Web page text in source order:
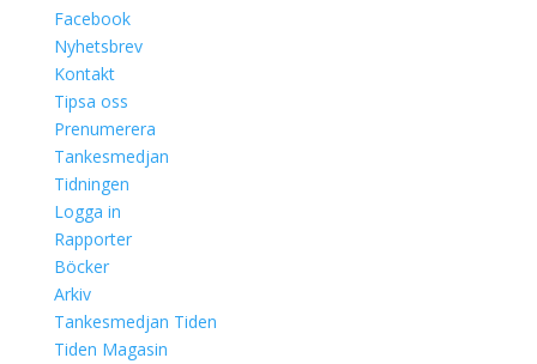
Facebook
Nyhetsbrev
Kontakt
Tipsa oss
Prenumerera
Tankesmedjan
Tidningen
Logga in
Rapporter
Böcker
Arkiv
Tankesmedjan Tiden
Tiden Magasin